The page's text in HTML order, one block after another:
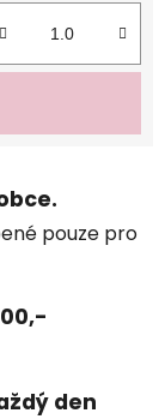
pouze pro
den